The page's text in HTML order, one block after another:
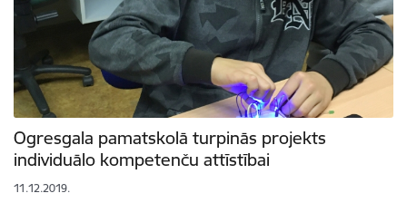
Ogresgala pamatskolā turpinās projekts
individuālo kompetenču attīstībai
11.12.2019.